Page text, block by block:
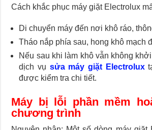
Cách khắc phục máy giặt Electrolux
Di chuyển máy đến nơi khô ráo,
Tháo nắp phía sau, hong khô mạch
Nếu sau khi làm khô vẫn không
dịch vụ sửa máy giặt Electrolux
được kiểm tra chi tiết.
Máy bị lỗi phần mềm
chương trình